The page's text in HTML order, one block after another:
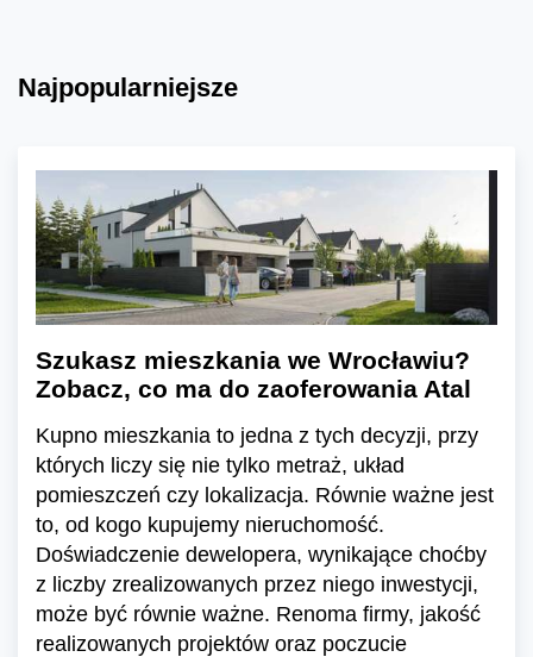
Najpopularniejsze
Szukasz mieszkania we Wrocławiu?
Zobacz, co ma do zaoferowania Atal
Kupno mieszkania to jedna z tych decyzji, przy
których liczy się nie tylko metraż, układ
pomieszczeń czy lokalizacja. Równie ważne jest
to, od kogo kupujemy nieruchomość.
Doświadczenie dewelopera, wynikające choćby
z liczby zrealizowanych przez niego inwestycji,
może być równie ważne. Renoma firmy, jakość
realizowanych projektów oraz poczucie